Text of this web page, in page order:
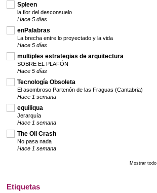
Spleen
la flor del desconsuelo
Hace 5 días
enPalabras
La brecha entre lo proyectado y la vida
Hace 5 días
multiples estrategias de arquitectura
SOBRE EL PLAFÓN
Hace 5 días
Tecnología Obsoleta
El asombroso Partenón de las Fraguas (Cantabria)
Hace 1 semana
equiliqua
Jerarquía
Hace 1 semana
The Oil Crash
No pasa nada
Hace 1 semana
Mostrar todo
Etiquetas